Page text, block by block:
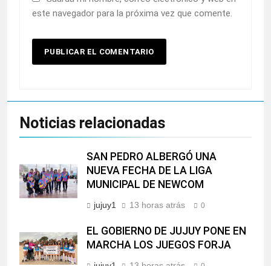
este navegador para la próxima vez que comente.
Noticias relacionadas
SAN PEDRO ALBERGÓ UNA
NUEVA FECHA DE LA LIGA
MUNICIPAL DE NEWCOM
jujuy1 13 horas atrás 0
EL GOBIERNO DE JUJUY PONE EN
MARCHA LOS JUEGOS FORJA